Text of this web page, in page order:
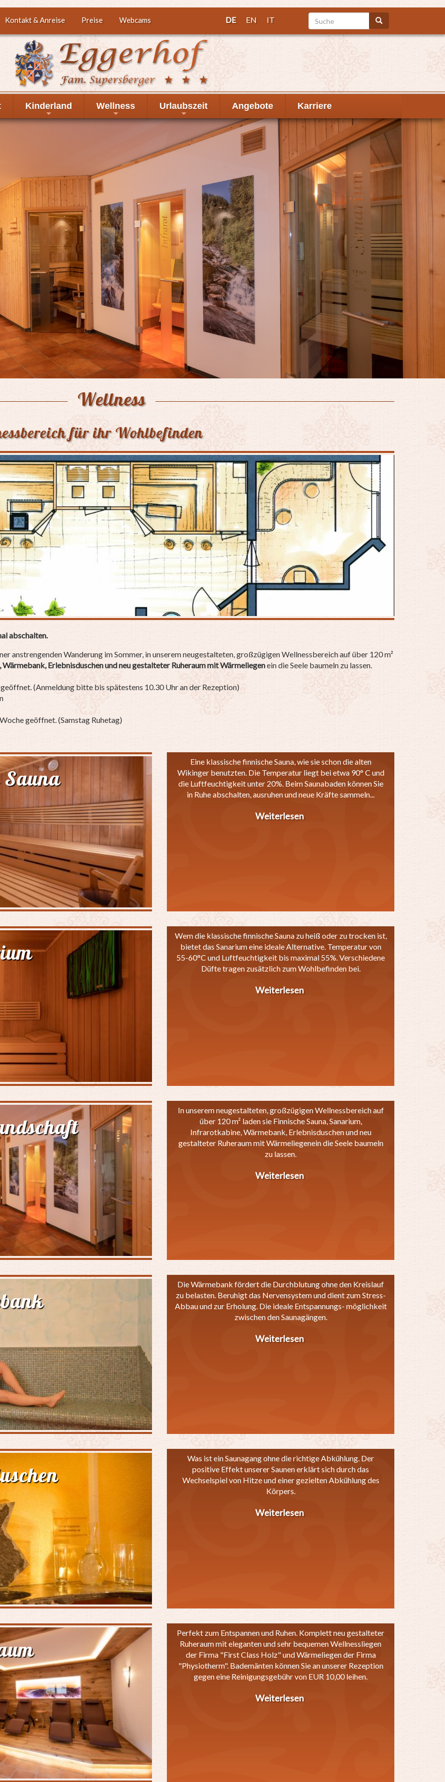
Kontakt & Anreise Preise Webcams DE EN IT Suche Suche
+
Kinderland
+
Wellness
+
Urlaubszeit Angebote Karriere
Wellness
für ihr Wohlbefinden
abschalten.
anstrengenden Wanderung im Sommer, in unserem neugestalteten, großzügigen Wellnessbereich auf über 120 m²
Erlebnisduschen und neu gestalteter Ruheraum mit Wärmeliegenein die Seele baumeln zu lassen.
(Anmeldung bitte bis spätestens 10.30 Uhr an der Rezeption)
geöffnet. (Samstag Ruhetag)
Sauna
Eine klassische finnische Sauna, wie sie schon die alten
Wikinger benutzten. Die Temperatur liegt bei etwa 90° C und
die Luftfeuchtigkeit unter 20%. Beim Saunabaden können Sie
in Ruhe abschalten, ausruhen und neue Kräfte sammeln...
Weiterlesenüber
Wem die klassische finnische Sauna zu heiß oder zu trocken ist,
bietet das Sanarium eine ideale Alternative. Temperatur von
55-60°C und Luftfeuchtigkeit bis maximal 55%. Verschiedene
Düfte tragen zusätzlich zum Wohlbefinden bei.
Weiterlesenüber
In unserem neugestalteten, großzügigen Wellnessbereich auf
über 120 m² laden sie Finnische Sauna, Sanarium,
Infrarotkabine, Wärmebank, Erlebnisduschen und neu
gestalteter Ruheraum mit Wärmeliegenein die Seele baumeln
zu lassen.
Weiterlesenüber
Die Wärmebank fördert die Durchblutung ohne den Kreislauf
zu belasten. Beruhigt das Nervensystem und dient zum Stress-
Abbau und zur Erholung. Die ideale Entspannungs- möglichkeit
zwischen den Saunagängen.
Weiterlesenüber
Was ist ein Saunagang ohne die richtige Abkühlung. Der
positive Effekt unserer Saunen erklärt sich durch das
Wechselspiel von Hitze und einer gezielten Abkühlung des
Körpers.
Weiterlesenüber
Perfekt zum Entspannen und Ruhen. Komplett neu gestalteter
Ruheraum mit eleganten und sehr bequemen Wellnessliegen
der Firma "First Class Holz" und Wärmeliegen der Firma
"Physiotherm". Bademänten können Sie an unserer Rezeption
gegen eine Reinigungsgebühr von EUR 10,00 leihen.
Weiterlesenüber